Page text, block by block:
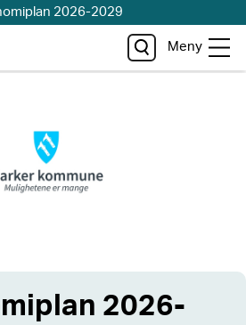
2026-2029
Meny
2026-